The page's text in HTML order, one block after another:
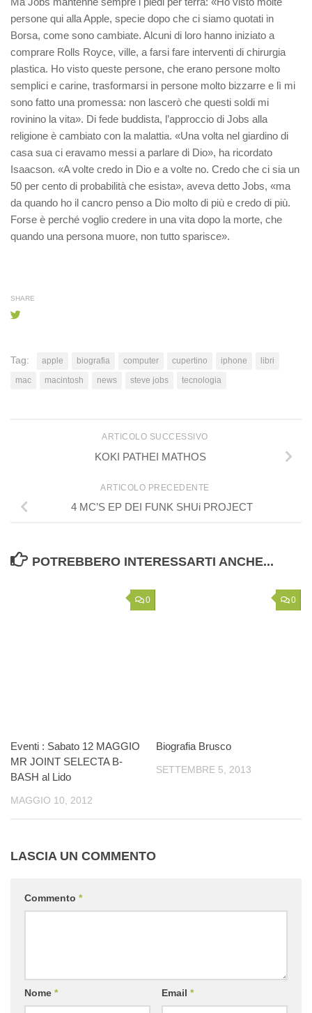
persone qui alla Apple, specie dopo che ci siamo quotati in
Borsa, come sono cambiate. Alcuni di loro hanno iniziato a
comprare Rolls Royce, ville, a farsi fare interventi di chirurgia
plastica. Ho visto queste persone, che erano persone molto
semplici e carine, trasformarsi in persone molto bizzarre e lì mi
sono fatto una promessa: non lascerò che questi soldi mi
rovinino la vita». Di fede buddista, l’approccio di Jobs alla
religione è cambiato con la malattia. «Una volta nel giardino di
casa sua ci eravamo messi a parlare di Dio», ha ricordato
Isaacson. «A volte credo in Dio e a volte no. Credo che ci sia un
50 per cento di probabilità che esista», aveva detto Jobs, «ma
da quando ho il cancro penso a Dio molto di più e credo di più.
Forse è perché voglio credere in una vita dopo la morte, che
quando una persona muore, non tutto sparisce».
SHARE
Tag: apple biografia computer cupertino iphone
libri
mac
macintosh news steve jobs tecnologia
ARTICOLO SUCCESSIVO
KOKI PATHEI MATHOS
ARTICOLO PRECEDENTE
4 MC’S EP DEI FUNK SHUi PROJECT
POTREBBERO INTERESSARTI ANCHE...
0
Eventi : Sabato 12 MAGGIO
MR JOINT SELECTA B-
BASH al Lido
MAGGIO 10, 2012
0
Biografia Brusco
SETTEMBRE 5, 2013
LASCIA UN COMMENTO
Commento *
Nome * Email *